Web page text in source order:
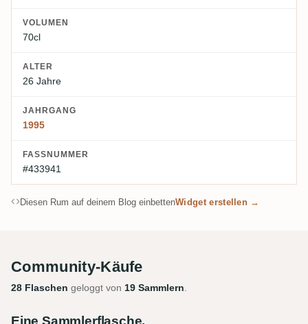
VOLUMEN
70cl
ALTER
26 Jahre
JAHRGANG
1995
FASSNUMMER
#433941
Diesen Rum auf deinem Blog einbettenWidget erstellen →
Community-Käufe
28 Flaschen geloggt von 19 Sammlern.